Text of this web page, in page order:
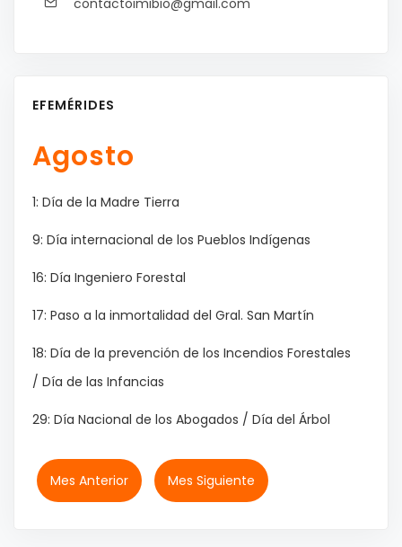
EFEMÉRIDES
Agosto
1: Día de la Madre Tierra
9: Día internacional de los Pueblos Indígenas
16: Día Ingeniero Forestal
17: Paso a la inmortalidad del Gral. San Martín
18: Día de la prevención de los Incendios Forestales
/ Día de las Infancias
29: Día Nacional de los Abogados / Día del Árbol
Mes Anterior Mes Siguiente